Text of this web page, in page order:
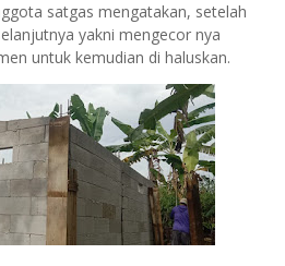
satgas mengatakan, setelah
yakni mengecor nya
untuk kemudian di haluskan.